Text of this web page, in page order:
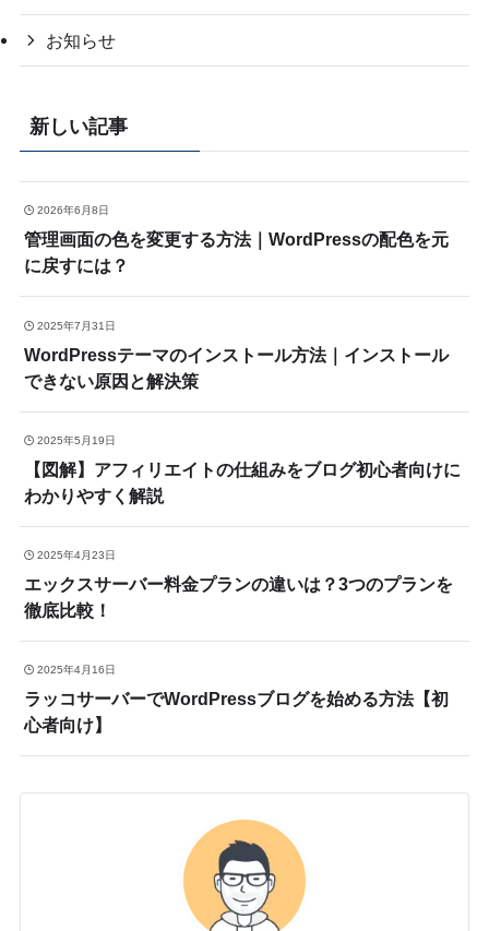
お知らせ
新しい記事
2026年6月8日
管理画面の色を変更する方法｜WordPressの配色を元
に戻すには？
2025年7月31日
WordPressテーマのインストール方法｜インストール
できない原因と解決策
2025年5月19日
【図解】アフィリエイトの仕組みをブログ初心者向けに
わかりやすく解説
2025年4月23日
エックスサーバー料金プランの違いは？3つのプランを
徹底比較！
2025年4月16日
ラッコサーバーでWordPressブログを始める方法【初
心者向け】